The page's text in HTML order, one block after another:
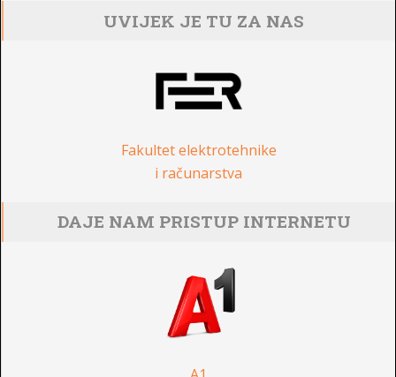
UVIJEK JE TU ZA NAS
Fakultet elektrotehnike
i računarstva
DAJE NAM PRISTUP INTERNETU